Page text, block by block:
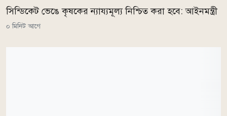
সিন্ডিকেট ভেঙে কৃষকের ন্যায্যমূল্য নিশ্চিত করা হবে: আইনমন্ত্রী
০ মিনিট আগে